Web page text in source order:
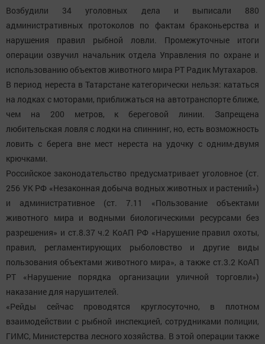
Возбудили 34 уголовных дела и выписали 880
административных протоколов по фактам браконьерства и
нарушения правил рыбной ловли. Промежуточные итоги
операции озвучил начальник отдела Управления по охране и
использованию объектов животного мира РТ Радик Мутахаров.
В период нереста в Татарстане категорически нельзя: кататься
на лодках с моторами, приближаться на автотранспорте ближе,
чем на 200 метров, к береговой линии. Запрещена
любительская ловля с лодки на спиннинг, но, есть возможность
ловить с берега вне мест нереста на удочку с одним-двумя
крючками.
Российское законодательство предусматривает уголовное (ст.
256 УК РФ «Незаконная добыча водных животных и растений»)
и административное (ст. 7.11 «Пользование объектами
животного мира и водными биологическими ресурсами без
разрешения» и ст.8.37 ч.2 КоАП РФ «Нарушение правил охоты,
правил, регламентирующих рыболовство и другие виды
пользования объектами животного мира», а также ст.3.2 КоАП
РТ «Нарушение порядка организации уличной торговли»)
наказание для нарушителей.
«Рейды сейчас проводятся круглосуточно, в плотном
взаимодействии с рыбной инспекцией, сотрудниками полиции,
ГИМС, Министерства лесного хозяйства. В этой операции также